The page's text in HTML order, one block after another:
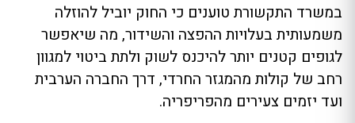
במשרד התקשורת טוענים כי החוק יוביל להוזלה
משמעותית בעלויות ההפצה והשידור, מה שיאפשר
לגופים קטנים יותר להיכנס לשוק ולתת ביטוי למגוון
רחב של קולות מהמגזר החרדי, דרך החברה הערבית
ועד יזמים צעירים מהפריפריה.